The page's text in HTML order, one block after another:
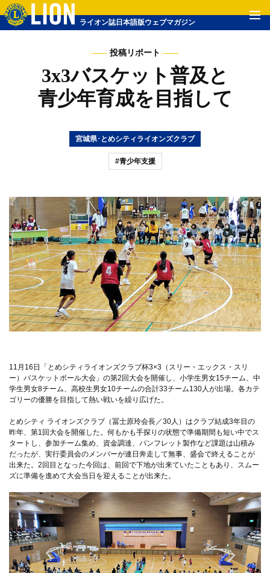
ライオン誌日本語版ウェブマガジン
投稿リポート
3x3バスケット普及と
青少年育成を目指して
宮城県･とめシティライオンズクラブ
#青少年支援
11月16日「とめシティライオンズクラブ杯3×3（スリー・エックス・スリ
ー）バスケットボール大会」の第2回大会を開催し、小学生男女15チーム、中
学生男女8チーム、高校生男女10チームの合計33チーム130人が出場。各カテ
ゴリーの優勝を目指して熱い戦いを繰り広げた。
とめシティ ライオンズクラブ（冨士原玲会長／30人）はクラブ結成3年目の
昨年、第1回大会を開催した。何もかも手探りの状態で準備期間も短い中でス
タートし、参加チーム集め、資金調達、パンフレット製作など課題は山積み
だったが、実行委員会のメンバーが連日奔走して無事、盛会で終えることが
出来た。2回目となった今回は、前回で下地が出来ていたこともあり、スムー
ズに準備を進めて大会当日を迎えることが出来た。